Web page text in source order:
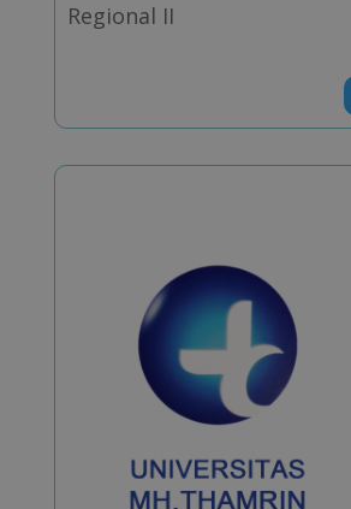
Regional II